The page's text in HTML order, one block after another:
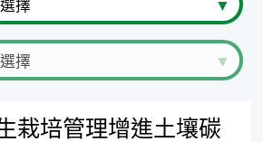
栽培管理增進土壤碳